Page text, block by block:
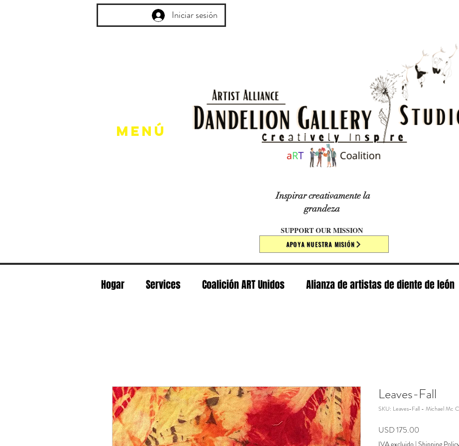
Iniciar sesión
Menú
​​​Inspirar creativamente la
grandeza
SUPPORT OUR MISSION
APOYA NUESTRA MISIÓN
Hogar Services Coalición ART Unidos Alianza de artistas de diente de león
Leaves-Fall
SKU: Leaves-Fall - Michael Mc
USD 175.00